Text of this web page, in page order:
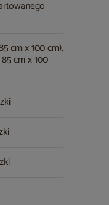
cm x 100 cm),
cm x 100